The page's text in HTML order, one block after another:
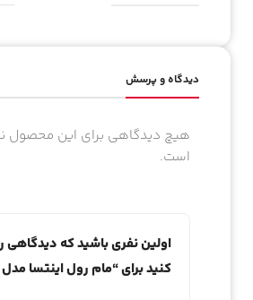
دیدگاه و پرسش
هیچ دیدگاهی برای این محصول
است.
اولین نفری باشید که دیدگاهی
کنید برای “مام رول اینتسا مدل Guarana”